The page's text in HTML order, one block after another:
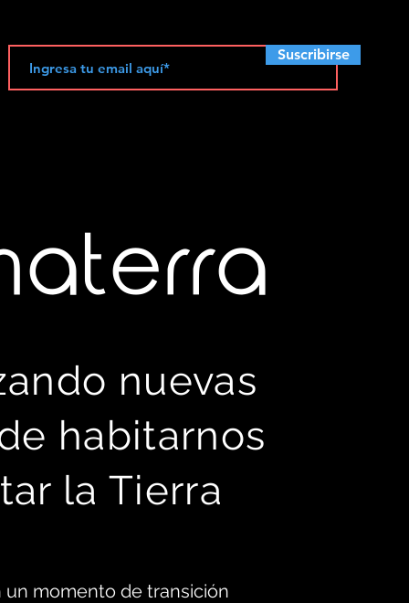
Suscribirse
nuevas
e habitarnos
la Tierra
un momento de transición